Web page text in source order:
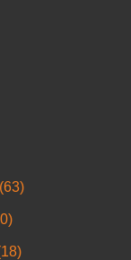
(63)